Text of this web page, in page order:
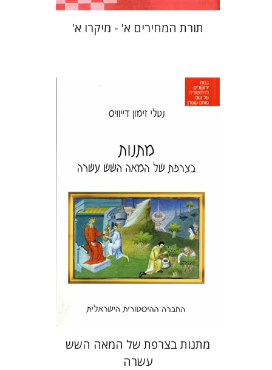
תורת המחירים א' - מיקרו א'
נטלי זימון דייוויס
הנחת אתר ספר מודפס
$29
$26
מתנות בצרפת של המאה השש
עשרה